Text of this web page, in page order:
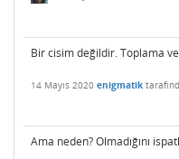
Bir cisim değildir. Toplama
14 Mayıs 2020 enigmatik
Ama neden? Olmadığını